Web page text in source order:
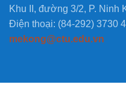
Khu II, đường 3/2, P. Ninh
Điện thoại: (84-292) 3730
mekong@ctu.edu.vn